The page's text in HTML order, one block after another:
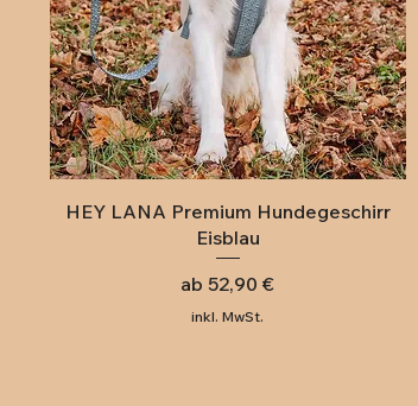
Schnellansicht
HEY LANA Premium Hundegeschirr
Eisblau
ab 52,90 €
Sale-Preis
inkl. MwSt.